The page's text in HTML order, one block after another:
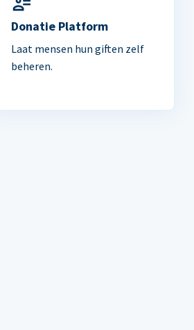
Donatie Platform
Laat mensen hun giften zelf
beheren.